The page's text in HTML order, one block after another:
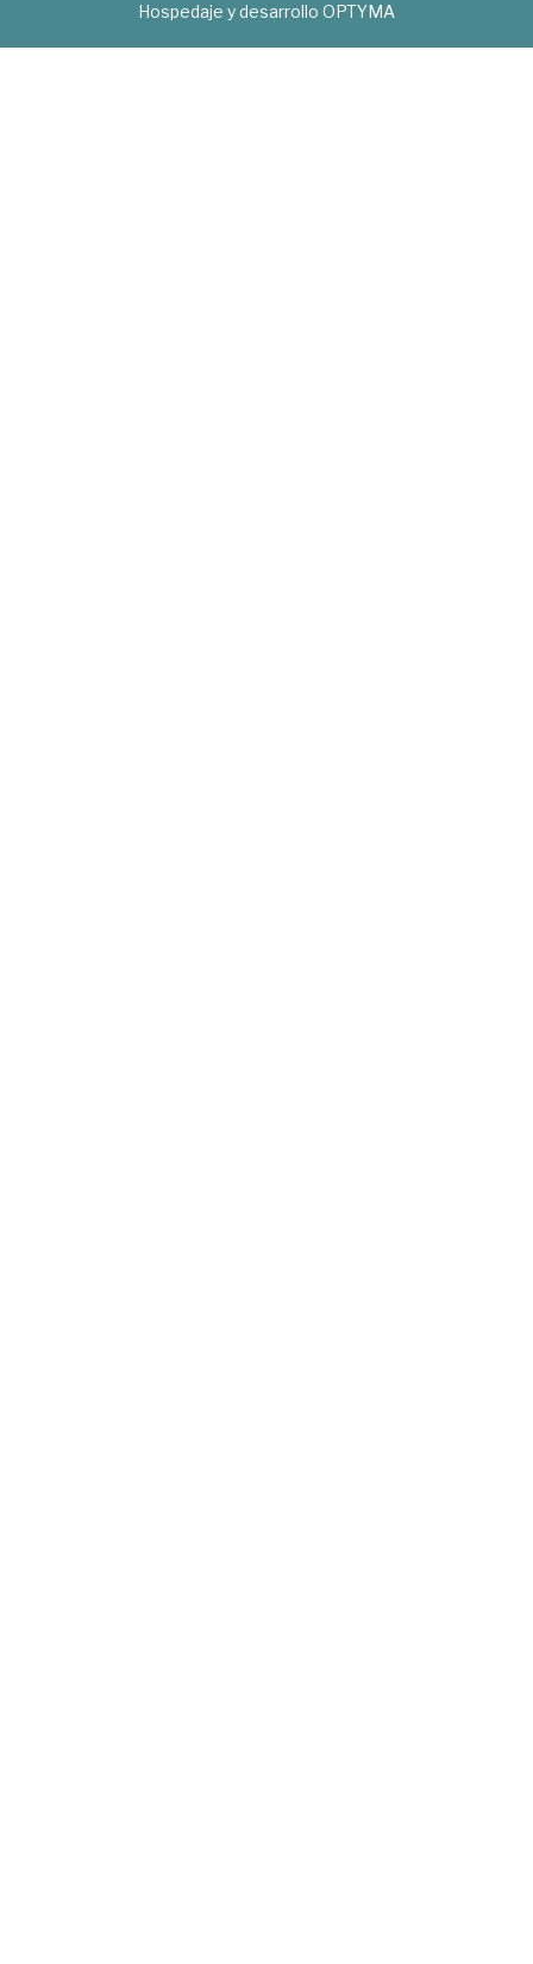
Hospedaje y desarrollo OPTYMA